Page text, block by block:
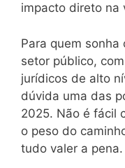
impacto direto na
Para quem
setor público,
jurídicos de alto
dúvida uma das
2025. Não é fácil
o peso do
tudo valer a pena.